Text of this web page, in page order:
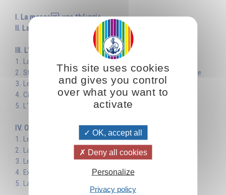
I. La messe: une théurgie
II. La croix, symbole cosmique
III. L’entrée dans un espace sacré
1. La lampe qui doit toujours brûler
2. Statues et images saintes: des supports pour la prière
3. Les vierges noires
4. Cierges et bougies
5. L’encens
IV. Objets, gestes et paroles du rituel
1. Les vêtements sacerdotaux
2. La montée à l’autel
3. Les vertus de l’eau
4. Exorciser, sanctifier et consacrer les objets
5. La bénédiction: les pouvoirs de la main
This site uses cookies
and gives you control
over what you want to
activate
OK, accept all
Deny all cookies
Personalize
Privacy policy